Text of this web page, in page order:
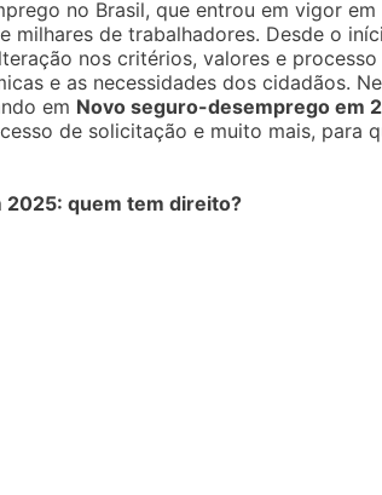
no Brasil, que entrou em vigor
milhares de trabalhadores. Desde o
nos critérios, valores e
e as necessidades dos cidadãos.
em Novo seguro-desemprego em
de solicitação e muito mais, para
quem tem direito?